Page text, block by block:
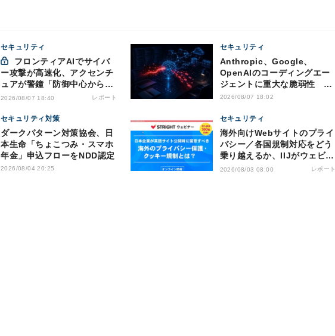
セキュリティ
ー攻撃が高速化、アクセンチ
ュアが警鐘「防御中心からの
脱却を」
2026/08/07 18:40 レポート
セキュリティ
Anthropic、Google、
OpenAIのコーディングエー
ジェントに重大な脆弱性 認
証情報窃取などの恐れ
2026/08/07 18:02
セキュリティ対策
ダークパターン対策協会、日
本生命「ちょこつみ・スマホ
年金」申込フローをNDD認定
2026/08/04 20:25
セキュリティ
海外向けWebサイトのプライ
バシー／各国規制対応をどう
乗り越えるか、IIJがウェビナ
ー開催
2026/08/03 08:00 レポート